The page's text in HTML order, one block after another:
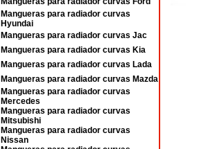
Mangueras para radiador curvas
Hyundai
Mangueras para radiador curvas Jac
Mangueras para radiador curvas Kia
Mangueras para radiador curvas Lada
Mangueras para radiador curvas Mazda
Mangueras para radiador curvas
Mercedes
Mangueras para radiador curvas
Mitsubishi
Mangueras para radiador curvas
Nissan